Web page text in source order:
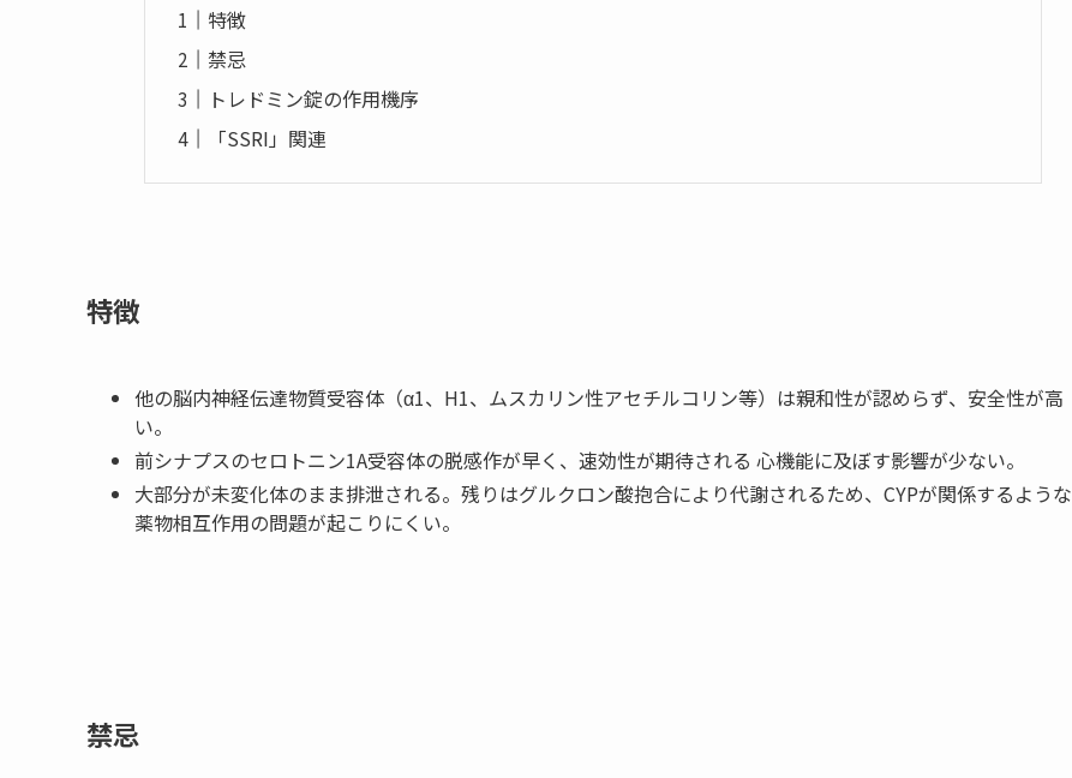
特徴
禁忌
トレドミン錠の作用機序
「SSRI」関連
特徴
他の脳内神経伝達物質受容体（α1、H1、ムスカリン性アセチルコリン等）は親和性が認めらず、安全性が高
い。
前シナプスのセロトニン1A受容体の脱感作が早く、速効性が期待される 心機能に及ぼす影響が少ない。
大部分が未変化体のまま排泄される。残りはグルクロン酸抱合により代謝されるため、CYPが関係するような
薬物相互作用の問題が起こりにくい。
禁忌